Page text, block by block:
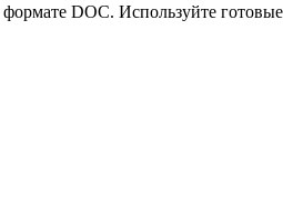
DOC. Используйте